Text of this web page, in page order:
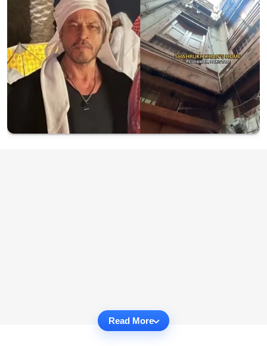
Read More